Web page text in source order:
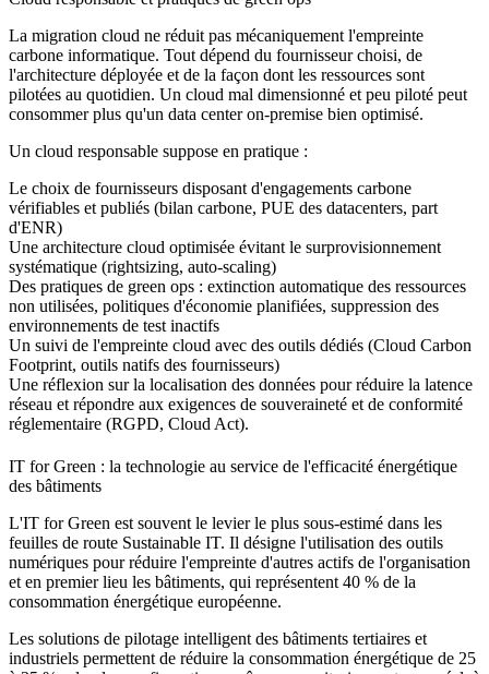
La migration cloud ne réduit pas mécaniquement l'empreinte
carbone informatique. Tout dépend du fournisseur choisi, de
l'architecture déployée et de la façon dont les ressources sont
pilotées au quotidien. Un cloud mal dimensionné et peu piloté peut
consommer plus qu'un data center on-premise bien optimisé.
Un cloud responsable suppose en pratique :
Le choix de fournisseurs disposant d'engagements carbone
vérifiables et publiés (bilan carbone, PUE des datacenters, part
d'ENR)
Une architecture cloud optimisée évitant le surprovisionnement
systématique (rightsizing, auto-scaling)
Des pratiques de green ops : extinction automatique des ressources
non utilisées, politiques d'économie planifiées, suppression des
environnements de test inactifs
Un suivi de l'empreinte cloud avec des outils dédiés (Cloud Carbon
Footprint, outils natifs des fournisseurs)
Une réflexion sur la localisation des données pour réduire la latence
réseau et répondre aux exigences de souveraineté et de conformité
réglementaire (RGPD, Cloud Act).
IT for Green : la technologie au service de l'efficacité énergétique
des bâtiments
L'IT for Green est souvent le levier le plus sous-estimé dans les
feuilles de route Sustainable IT. Il désigne l'utilisation des outils
numériques pour réduire l'empreinte d'autres actifs de l'organisation
et en premier lieu les bâtiments, qui représentent 40 % de la
consommation énergétique européenne.
Les solutions de pilotage intelligent des bâtiments tertiaires et
industriels permettent de réduire la consommation énergétique de 25